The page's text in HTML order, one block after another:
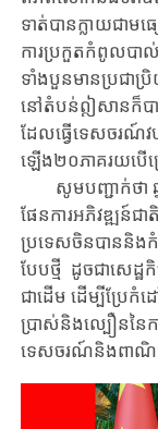
ទាត់​បាន​ក្លាយ​ជា​ម
ការប្រកួតកំពូលបា
ទាំង​បួន​មានប្រជាប្
នៅតំបន់​ឦសានក៏បា
ដែលធ្វើ​ទេសចរណ៍
ឡើង​២០ភាគរយ​បើប្
សូមបញ្ជាក់ថា ឆ្នាំ​
ផែនការអភិវឌ្ឍន៍ជា
ប្រទេសចិន​បាន​និង​កំ
បែប​ថ្មី ដូចជាសេដ្ឋ
ជាដើម​ ដើម្បី​ប្រែ​កំដ
ប្រាស់​និង​ល្បឿន​នៃ​ក
ទេសចរណ៍​និង​ពាណិជ្